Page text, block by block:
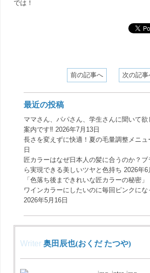
では！
前の記事へ 次の記事
最近の投稿
ママさん、パパさん、学生さんに聞いて
案内です‼️ 2026年7月13日
長さを変えずに快適！夏の毛量調整メニ
日
匠カラーはなぜ日本人の髪に合うのか？
ら実現できる美しいツヤと色持ち 2026年6
「色落ち後まできれいな匠カラーの秘密」
ワインカラーにしたいのに毎回ピンクに
2026年5月16日
Writer奥田辰也(おくだ たつや)